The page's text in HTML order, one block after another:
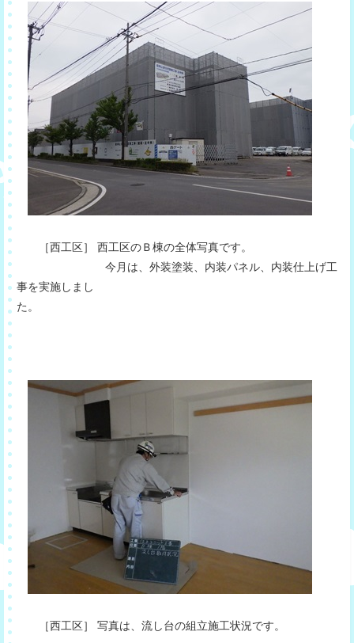
［西工区］ 西工区のＢ棟の全体写真です。
今月は、外装塗装、内装パネル、内装仕上げ工
事を実施しまし
た。
［西工区］ 写真は、流し台の組立施工状況です。